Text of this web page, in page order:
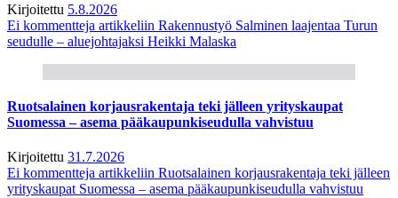
Kirjoitettu 5.8.2026
Ei kommentteja artikkeliin Rakennustyö Salminen laajentaa Turun
seudulle – aluejohtajaksi Heikki Malaska
Ruotsalainen korjausrakentaja teki jälleen yrityskaupat
Suomessa – asema pääkaupunkiseudulla vahvistuu
Kirjoitettu 31.7.2026
Ei kommentteja artikkeliin Ruotsalainen korjausrakentaja teki jälleen
yrityskaupat Suomessa – asema pääkaupunkiseudulla vahvistuu